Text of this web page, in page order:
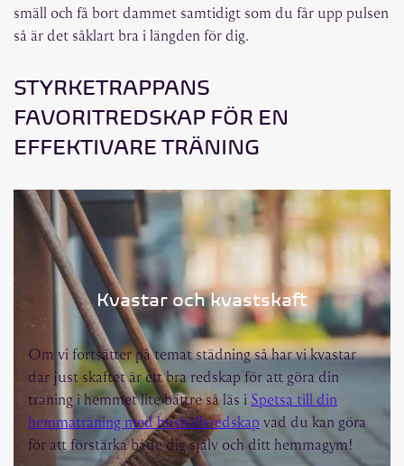
smäll och få bort dammet samtidigt som du får upp pulsen
så är det såklart bra i längden för dig.
STYRKETRAPPANS
FAVORITREDSKAP FÖR EN
EFFEKTIVARE TRÄNING
Kvastar och kvastskaft
Om vi fortsätter på temat städning så har vi kvastar
där just skaftet är ett bra redskap för att göra din
träning i hemmet lite bättre så läs i Spetsa till din
hemmaträning med hushållsredskap vad du kan göra
för att förstärka både dig själv och ditt hemmagym!